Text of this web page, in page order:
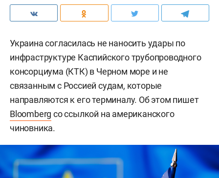
Украина согласилась не наносить удары по
инфраструктуре Каспийского трубопроводного
консорциума (КТК) в Черном море и не
связанным с Россией судам, которые
направляются к его терминалу. Об этом пишет
Bloomberg со ссылкой на американского
чиновника.